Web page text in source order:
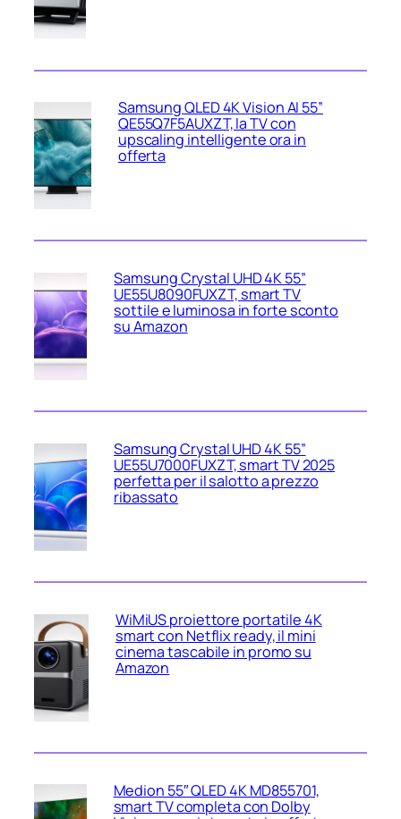
Samsung QLED 4K Vision AI 55”
QE55Q7F5AUXZT, la TV con
upscaling intelligente ora in
offerta
Samsung Crystal UHD 4K 55”
UE55U8090FUXZT, smart TV
sottile e luminosa in forte sconto
su Amazon
Samsung Crystal UHD 4K 55”
UE55U7000FUXZT, smart TV 2025
perfetta per il salotto a prezzo
ribassato
WiMiUS proiettore portatile 4K
smart con Netflix ready, il mini
cinema tascabile in promo su
Amazon
Medion 55″ QLED 4K MD855701,
smart TV completa con Dolby